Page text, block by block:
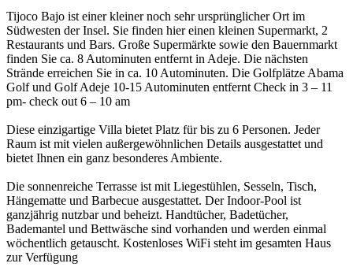
Tijoco Bajo ist einer kleiner noch sehr ursprünglicher Ort im
Südwesten der Insel. Sie finden hier einen kleinen Supermarkt, 2
Restaurants und Bars. Große Supermärkte sowie den Bauernmarkt
finden Sie ca. 8 Autominuten entfernt in Adeje. Die nächsten
Strände erreichen Sie in ca. 10 Autominuten. Die Golfplätze Abama
Golf und Golf Adeje 10-15 Autominuten entfernt Check in 3 – 11
pm- check out 6 – 10 am
Diese einzigartige Villa bietet Platz für bis zu 6 Personen. Jeder
Raum ist mit vielen außergewöhnlichen Details ausgestattet und
bietet Ihnen ein ganz besonderes Ambiente.
Die sonnenreiche Terrasse ist mit Liegestühlen, Sesseln, Tisch,
Hängematte und Barbecue ausgestattet. Der Indoor-Pool ist
ganzjährig nutzbar und beheizt. Handtücher, Badetücher,
Bademantel und Bettwäsche sind vorhanden und werden einmal
wöchentlich getauscht. Kostenloses WiFi steht im gesamten Haus
zur Verfügung